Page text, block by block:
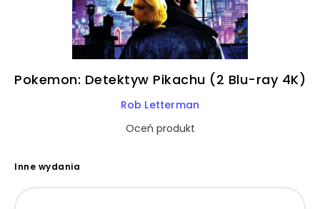
Pokemon: Detektyw Pikachu (2 Blu-ray 4K)
Rob Letterman
Oceń produkt
Inne wydania